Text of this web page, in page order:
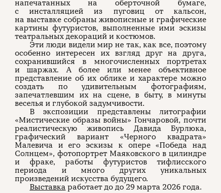
напечатанных на оберточной бумаге,
с инсталляцией из пуговиц от кальсон,
на выставке собраны живописные и графические
картины футуристов, выполненные ими эскизы
театральных декораций и костюмов.
Эти люди видели мир не так, как все, поэтому
особенно интересен их взгляд друг на друга,
сохранившийся в многочисленных портретах
и шаржах. А более или менее объективное
представление об их облике и характере можно
создать по удивительным фотографиям,
запечатлевшим их на сцене, в быту, в минуты
веселья и глубокой задумчивости.
В экспозиции представлены литографии
«Мистические образы войны» Гончаровой, почти
реалистическую живопись Давида Бурлюка,
графический вариант «Черного квадрата»
Малевича и его эскизы к опере «Победа над
Солнцем», фотопортрет Маяковского в цилиндре
и фраке, работы футуристов тифлисского
периода и много других уникальных
произведений искусства будущего.
Выставка работает до до 29 марта 2026 года.